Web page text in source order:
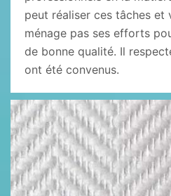
peut réaliser ces tâches et
ménage pas ses efforts
de bonne qualité. Il
ont été convenus.